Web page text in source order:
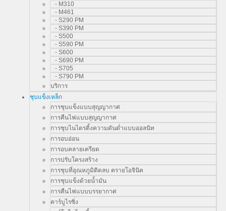
- M310
- M461
- S290 PM
- S390 PM
- S500
- S590 PM
- S600
- S690 PM
- S705
- S790 PM
บริการ
ชุบแข็งเหล็ก
การชุบแข็งแบบสุญญากาศ
การคืนไฟแบบสุญญากาศ
การชุบไนไตรดิ้งความดันต่ำแบบออลนิท
การอบอ่อน
การอบคลายเครียด
การปรับโครงสร้าง
การชุบที่อุณหภูมิติดลบ ครายโอจินิค
การชุบแข็งด้วยน้ำมัน
การคืนไฟแบบบรรยากาศ
คาร์บูไรซิ่ง